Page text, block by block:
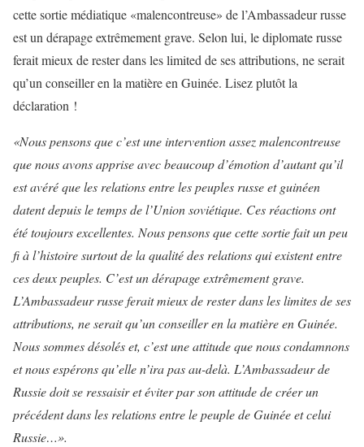
cette sortie médiatique «malencontreuse» de l’Ambassadeur russe
est un dérapage extrêmement grave. Selon lui, le diplomate russe
ferait mieux de rester dans les limited de ses attributions, ne serait
qu’un conseiller en la matière en Guinée. Lisez plutôt la
déclaration !
«Nous pensons que c’est une intervention assez malencontreuse
que nous avons apprise avec beaucoup d’émotion d’autant qu’il
est avéré que les relations entre les peuples russe et guinéen
datent depuis le temps de l’Union soviétique. Ces réactions ont
été toujours excellentes. Nous pensons que cette sortie fait un peu
fi à l’histoire surtout de la qualité des relations qui existent entre
ces deux peuples. C’est un dérapage extrêmement grave.
L’Ambassadeur russe ferait mieux de rester dans les limites de ses
attributions, ne serait qu’un conseiller en la matière en Guinée.
Nous sommes désolés et, c’est une attitude que nous condamnons
et nous espérons qu’elle n’ira pas au-delà. L’Ambassadeur de
Russie doit se ressaisir et éviter par son attitude de créer un
précédent dans les relations entre le peuple de Guinée et celui
Russie…».